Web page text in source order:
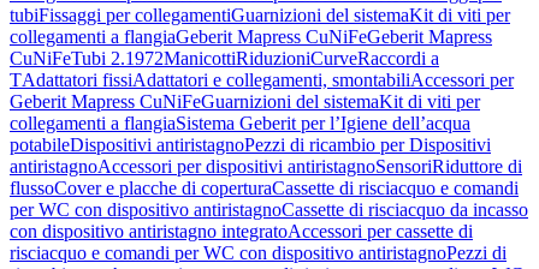
tubiFissaggi per collegamentiGuarnizioni del sistemaKit di viti per
collegamenti a flangiaGeberit Mapress CuNiFeGeberit Mapress
CuNiFeTubi 2.1972ManicottiRiduzioniCurveRaccordi a
TAdattatori fissiAdattatori e collegamenti, smontabiliAccessori per
Geberit Mapress CuNiFeGuarnizioni del sistemaKit di viti per
collegamenti a flangiaSistema Geberit per l’Igiene dell’acqua
potabileDispositivi antiristagnoPezzi di ricambio per Dispositivi
antiristagnoAccessori per dispositivi antiristagnoSensoriRiduttore di
flussoCover e placche di coperturaCassette di risciacquo e comandi
per WC con dispositivo antiristagnoCassette di risciacquo da incasso
con dispositivo antiristagno integratoAccessori per cassette di
risciacquo e comandi per WC con dispositivo antiristagnoPezzi di